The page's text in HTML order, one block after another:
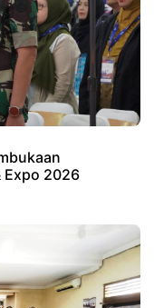
Expo 2026